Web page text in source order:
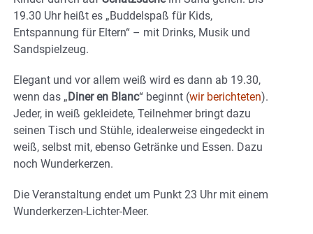
19.30 Uhr heißt es „Buddelspaß für Kids,
Entspannung für Eltern“ – mit Drinks, Musik und
Sandspielzeug.
Elegant und vor allem weiß wird es dann ab 19.30,
wenn das „Diner en Blanc“ beginnt (wir berichteten).
Jeder, in weiß gekleidete, Teilnehmer bringt dazu
seinen Tisch und Stühle, idealerweise eingedeckt in
weiß, selbst mit, ebenso Getränke und Essen. Dazu
noch Wunderkerzen.
Die Veranstaltung endet um Punkt 23 Uhr mit einem
Wunderkerzen-Lichter-Meer.